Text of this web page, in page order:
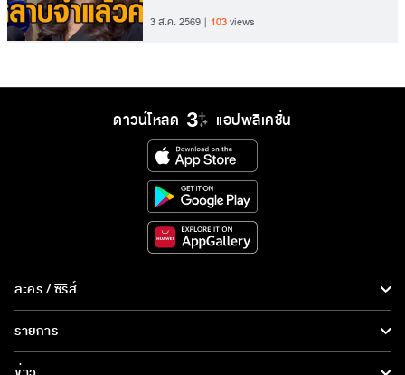
3 ส.ค. 2569 103views
ดาวน์โหลด แอปพลิเคชั่น
ละคร / ซีรีส์
ซีรีส์นานาชาติ
รายการ